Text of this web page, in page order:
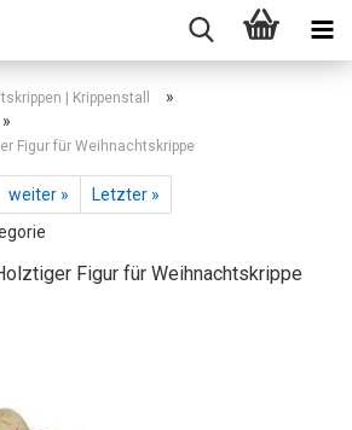
| Krippenstall »
»
Figur für Weihnachtskrippe
weiter »
Letzter »
Figur für Weihnachtskrippe